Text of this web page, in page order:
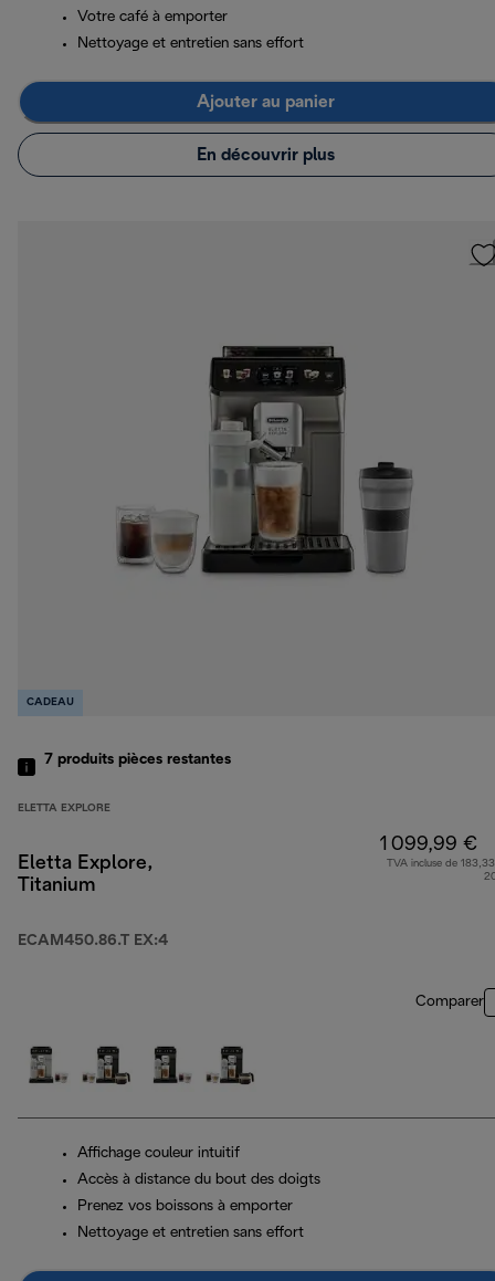
Votre café à emporter
Nettoyage et entretien sans effort
Ajouter au panier
En découvrir plus
CADEAU
7 produits pièces restantes
ELETTA EXPLORE
Eletta Explore,
Titanium
ECAM450.86.T EX:4
1 099,99 €
TVA incluse de
Comparer
Affichage couleur intuitif
Accès à distance du bout des doigts
Prenez vos boissons à emporter
Nettoyage et entretien sans effort